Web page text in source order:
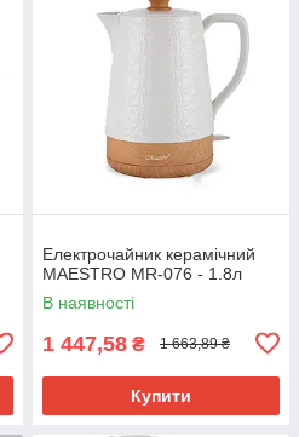
Електрочайник керамічний
MAESTRO MR-076 - 1.8л
В наявності
1 447,58 ₴ 1 663,89 ₴
Купити